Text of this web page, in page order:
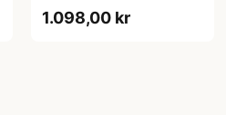
1.098,00 kr